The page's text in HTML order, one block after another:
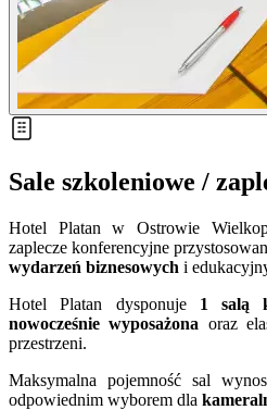
Sale szkoleniowe /
Hotel Platan w Ostrowie
zaplecze konferencyjne
wydarzeń biznesowych i
Hotel Platan dysponuje 1 salą
nowocześnie wyposażona oraz
przestrzeni.
Maksymalna pojemność sal
odpowiednim wyborem dla